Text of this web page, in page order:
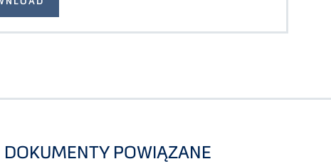
DOKUMENTY POWIĄZANE